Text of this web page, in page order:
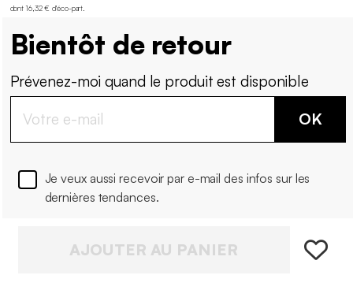
dont 16,32 € d'éco-part
Bientôt de retour
Prévenez-moi quand le produit est disponible
OK
Je veux aussi recevoir par e-mail des infos sur les
dernières tendances.
AJOUTER AU PANIER